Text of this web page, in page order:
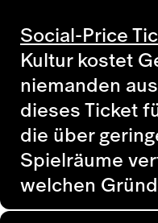
Social-Price
Kultur kostet
niemanden
dieses Ticket
die über
Spielräume
welchen